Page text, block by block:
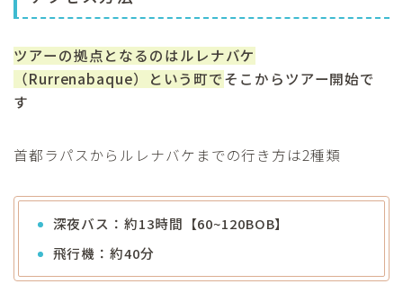
ツアーの拠点となるのはルレナバケ
（Rurrenabaque）という町でそこからツアー開始で
す
首都ラパスからルレナバケまでの行き方は2種類
深夜バス：約13時間【60~120BOB】
飛行機：約40分